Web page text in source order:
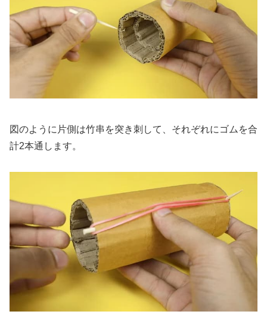
図のように片側は竹串を突き刺して、それぞれにゴムを合
計2本通します。